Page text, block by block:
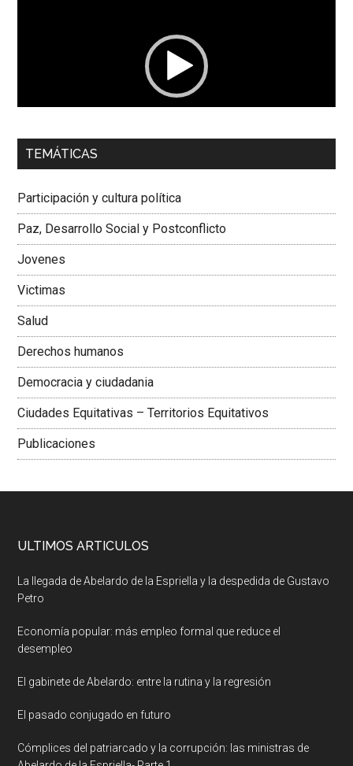
00:00 01:04
Dra. Carolina Corcho Mejía,Presidenta Corporación
Colombiana
TEMÁTICAS
Participación y cultura política
Paz, Desarrollo Social y Postconflicto
Jovenes
Victimas
Salud
Derechos humanos
Democracia y ciudadania
Ciudades Equitativas – Territorios Equitativos
Publicaciones
ULTIMOS ARTICULOS
La llegada de Abelardo de la Espriella y la despedida de Gustavo
Petro
Economía popular: más empleo formal que reduce el
desempleo
El gabinete de Abelardo: entre la rutina y la regresión
El pasado conjugado en futuro
Cómplices del patriarcado y la corrupción: las ministras de